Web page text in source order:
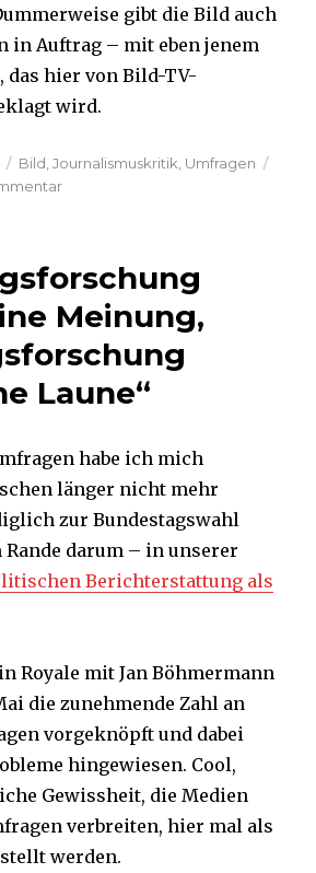
gibt die Bild auch
in Auftrag – mit eben jenem
das hier von Bild-TV-
wird.
Kategorien
Bild ,Journalismuskritik Umfragen
zu
mit
Umfragen
anfangen
können,
aber
selbst
Auftrag
geben
veröffentlichen
Meinung,
Laune“
habe ich mich
länger nicht mehr
zur Bundestagswahl
Rande darum – in unserer
Berichterstattung als
Royale mit Jan Böhmermann
die zunehmende Zahl an
vorgeknöpft und dabei
hingewiesen. Cool,
Gewissheit, die Medien
verbreiten, hier mal als
werden.